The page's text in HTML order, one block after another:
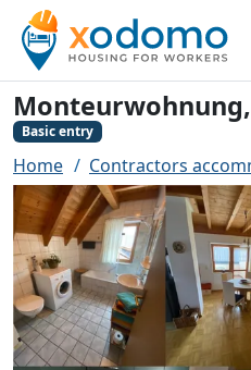
Basic entry
Home Contractors